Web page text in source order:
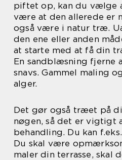
piftet op, kan du vælge
være at den allerede er
også være i natur træ.
den ene eller anden
at starte med at få din
En sandblæsning fjerne
snavs. Gammel maling
alger.
Det gør også træet på
nøgen, så det er vigtigt
behandling. Du kan
Du skal være
maler din terrasse, skal